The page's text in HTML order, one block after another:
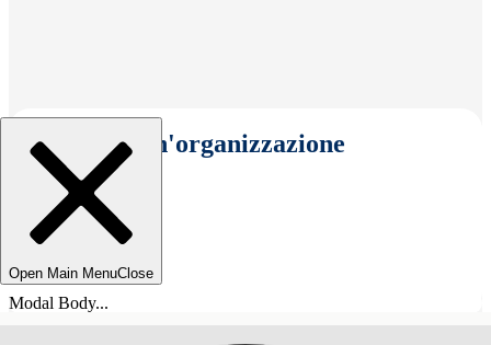
Seleziona un'organizzazione
Open Main MenuClose
Modal Body...